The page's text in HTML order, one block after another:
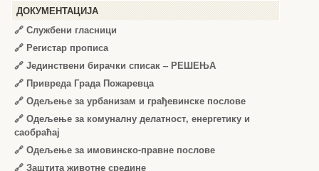
ДОКУМЕНТАЦИЈА
🔗 Службени гласници
🔗 Регистар прописа
🔗 Јединствени бирачки списак – РЕШЕЊА
🔗 Привреда Града Пожаревца
🔗 Одељење за урбанизам и грађевинске послове
🔗 Одељење за комуналну делатност, енергетику и
саобраћај
🔗 Одељење за имовинско-правне послове
🔗 Заштита животне средине